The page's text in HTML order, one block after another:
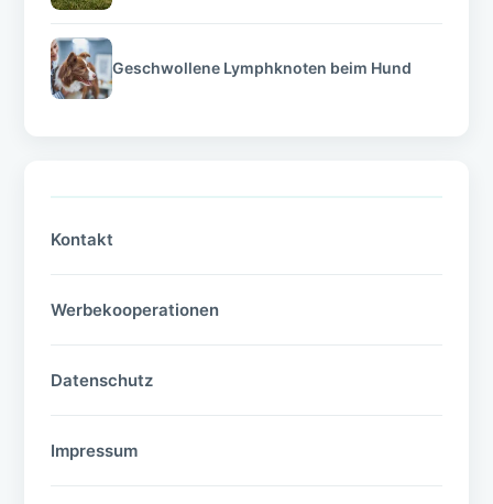
Geschwollene Lymphknoten beim Hund
Kontakt
Werbekooperationen
Datenschutz
Impressum